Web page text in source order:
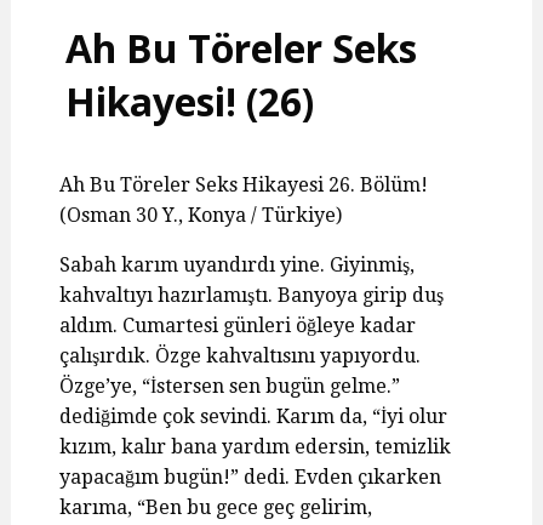
Ah Bu Töreler Seks
Hikayesi! (26)
Ah Bu Töreler Seks Hikayesi 26. Bölüm!
(Osman 30 Y., Konya / Türkiye)
Sabah karım uyandırdı yine. Giyinmiş,
kahvaltıyı hazırlamıştı. Banyoya girip duş
aldım. Cumartesi günleri öğleye kadar
çalışırdık. Özge kahvaltısını yapıyordu.
Özge’ye, “İstersen sen bugün gelme.”
dediğimde çok sevindi. Karım da, “İyi olur
kızım, kalır bana yardım edersin, temizlik
yapacağım bugün!” dedi. Evden çıkarken
karıma, “Ben bu gece geç gelirim,